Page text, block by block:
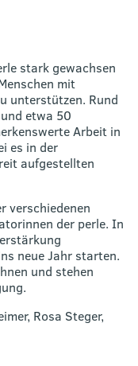
stark gewachsen
mit
unterstützen. Rund
etwa 50
Arbeit in
es in der
aufgestellten
verschiedenen
der perle. In
neue Jahr starten.
und stehen
Rosa Steger,